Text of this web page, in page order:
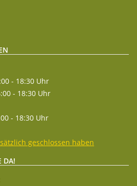
- 18:30 Uhr
- 18:30 Uhr
- 18:30 Uhr
geschlossen haben
DA!